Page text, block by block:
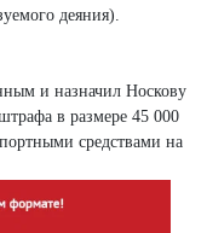
деяния).
и назначил Носкову
в размере 45 000
средствами на